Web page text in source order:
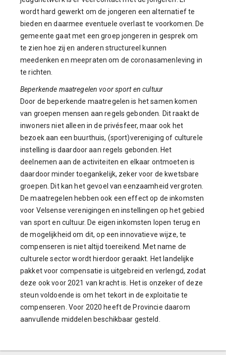
wordt hard gewerkt om de jongeren een alternatief te
bieden en daarmee eventuele overlast te voorkomen. De
gemeente gaat met een groep jongeren in gesprek om
te zien hoe zij en anderen structureel kunnen
meedenken en meepraten om de coronasamenleving in
te richten.
Beperkende maatregelen voor sport en cultuur
Door de beperkende maatregelen is het samen komen
van groepen mensen aan regels gebonden. Dit raakt de
inwoners niet alleen in de privésfeer, maar ook het
bezoek aan een buurthuis, (sport)vereniging of culturele
instelling is daardoor aan regels gebonden. Het
deelnemen aan de activiteiten en elkaar ontmoeten is
daardoor minder toegankelijk, zeker voor de kwetsbare
groepen. Dit kan het gevoel van eenzaamheid vergroten.
De maatregelen hebben ook een effect op de inkomsten
voor Velsense verenigingen en instellingen op het gebied
van sport en cultuur. De eigen inkomsten lopen terug en
de mogelijkheid om dit, op een innovatieve wijze, te
compenseren is niet altijd toereikend. Met name de
culturele sector wordt hierdoor geraakt. Het landelijke
pakket voor compensatie is uitgebreid en verlengd, zodat
deze ook voor 2021 van kracht is. Het is onzeker of deze
steun voldoende is om het tekort in de exploitatie te
compenseren. Voor 2020 heeft de Provincie daarom
aanvullende middelen beschikbaar gesteld.